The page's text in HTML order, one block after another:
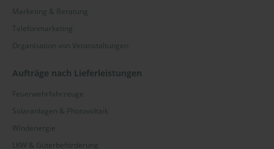
Marketing & Beratung
Telefonmarketing
Organisation von Veranstaltungen
Aufträge nach Lieferleistungen
Feuerwehrfahrzeuge
Solaranlagen & Photovoltaik
Windenergie
LKW & Güterbeförderung